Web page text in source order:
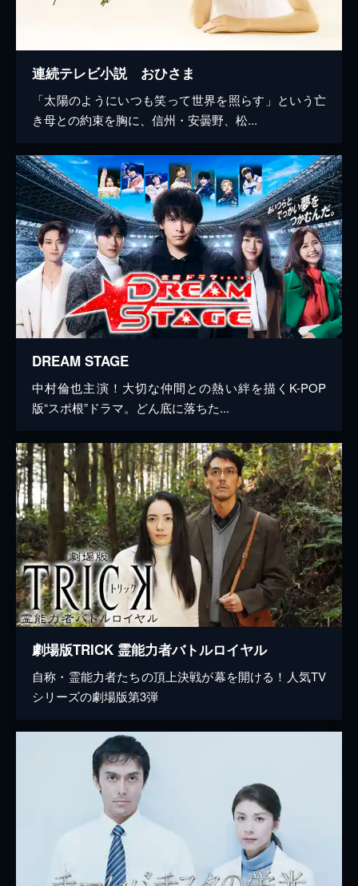
連続テレビ小説 おひさま
「太陽のようにいつも笑って世界を照らす」という亡
き母との約束を胸に、信州・安曇野、松...
DREAM STAGE
中村倫也主演！大切な仲間との熱い絆を描くK-POP
版“スポ根”ドラマ。どん底に落ちた...
劇場版TRICK 霊能力者バトルロイヤル
自称・霊能力者たちの頂上決戦が幕を開ける！人気TV
シリーズの劇場版第3弾